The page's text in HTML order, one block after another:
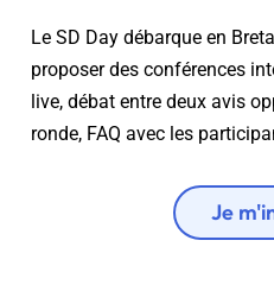
Audit SEO
Le SD Day débarque en
proposer des conférences
live, débat entre deux avis
ronde, FAQ avec les
Je